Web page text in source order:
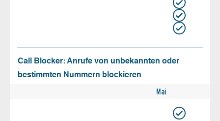
Call Blocker: Anrufe von unbekannten oder
bestimmten Nummern blockieren
Mai